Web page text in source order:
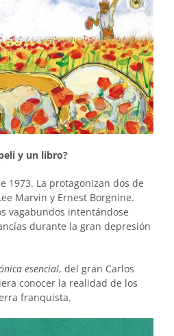
y un libro?
1973. La protagonizan dos de
Marvin y Ernest Borgnine.
vagabundos intentándose
durante la gran depresión
esencial, del gran Carlos
conocer la realidad de los
franquista.